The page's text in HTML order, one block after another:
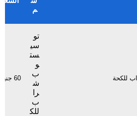
م
تو
سي
ست
و
ب
ش
را
ب
للك
60 جنيهاً